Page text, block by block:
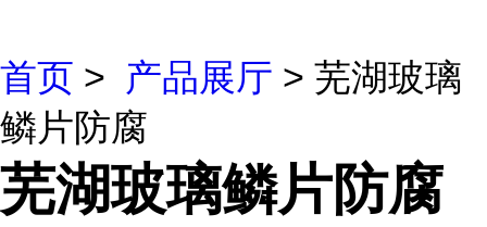
首页 > 产品展厅 > 芜湖玻璃
鳞片防腐
芜湖玻璃鳞片防腐